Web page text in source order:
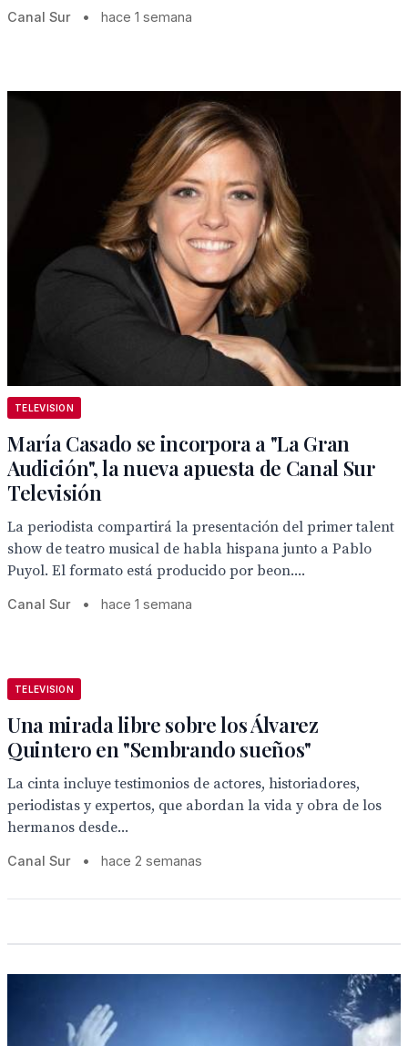
Canal Sur • hace 1 semana
TELEVISION
María Casado se incorpora a "La Gran
Audición", la nueva apuesta de Canal Sur
Televisión
La periodista compartirá la presentación del primer talent
show de teatro musical de habla hispana junto a Pablo
Puyol. El formato está producido por beon....
Canal Sur • hace 1 semana
TELEVISION
Una mirada libre sobre los Álvarez
Quintero en "Sembrando sueños"
La cinta incluye testimonios de actores, historiadores,
periodistas y expertos, que abordan la vida y obra de los
hermanos desde...
Canal Sur • hace 2 semanas